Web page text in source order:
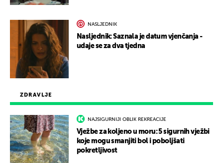
ZDRAVLJE
NAJSIGURNIJI OBLIK REKREACIJE
Vježbe za koljeno u moru: 5 sigurnih vježbi
koje mogu smanjiti bol i poboljšati
pokretljivost
NASLJEDNIK
Nasljednik: Saznala je datum vjenčanja -
udaje se za dva tjedna